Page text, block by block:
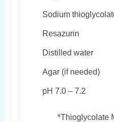
Sodium
Resazurin
Distilled water
Agar (if needed)
pH 7.0 – 7.2
*Thioglycolate